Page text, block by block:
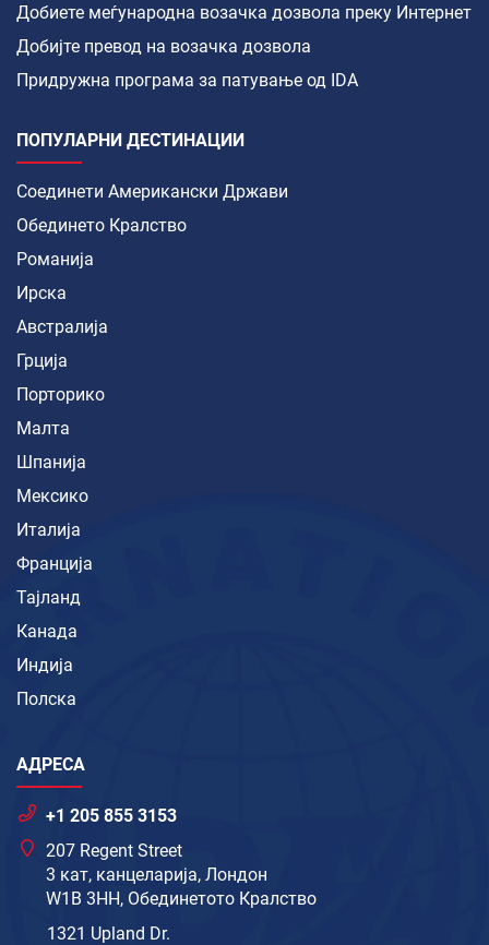
Добиете меѓународна возачка дозвола преку Интернет
Добијте превод на возачка дозвола
Придружна програма за патување од IDA
ПОПУЛАРНИ ДЕСТИНАЦИИ
Соединети Американски Држави
Обединето Кралство
Романија
Ирска
Австралија
Грција
Порторико
Малта
Шпанија
Мексико
Италија
Франција
Тајланд
Канада
Индија
Полска
АДРЕСА
+1 205 855 3153
207 Regent Street
3 кат, канцеларија, Лондон
W1B 3HH, Обединетото Кралство
1321 Upland Dr.